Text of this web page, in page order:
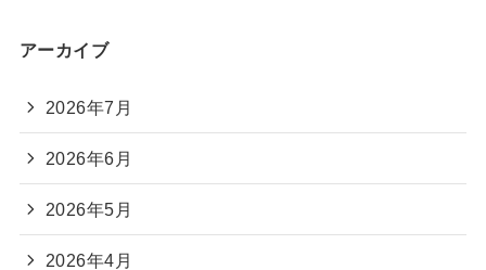
アーカイブ
2026年7月
2026年6月
2026年5月
2026年4月